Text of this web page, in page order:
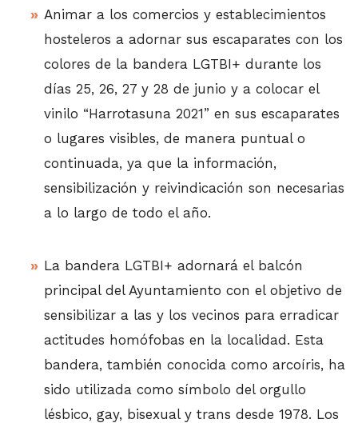
Animar a los comercios y establecimientos
hosteleros a adornar sus escaparates con los
colores de la bandera LGTBI+ durante los
días 25, 26, 27 y 28 de junio y a colocar el
vinilo “Harrotasuna 2021” en sus escaparates
o lugares visibles, de manera puntual o
continuada, ya que la información,
sensibilización y reivindicación son necesarias
a lo largo de todo el año.
La bandera LGTBI+ adornará el balcón
principal del Ayuntamiento con el objetivo de
sensibilizar a las y los vecinos para erradicar
actitudes homófobas en la localidad. Esta
bandera, también conocida como arcoíris, ha
sido utilizada como símbolo del orgullo
lésbico, gay, bisexual y trans desde 1978. Los